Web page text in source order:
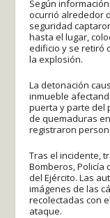
Según
ocurrió alrededor
seguridad
hasta el lugar,
edificio y se retiró
la explosión.
La detonación
inmueble
puerta y parte del
de quemaduras
registraron
Tras el incidente,
Bomberos, Policía
del Ejército. Las
imágenes de las
recolectadas con
ataque.